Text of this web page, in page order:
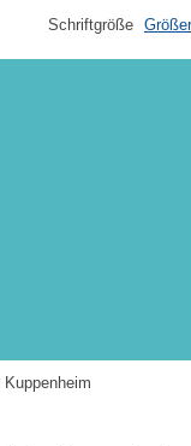
Schriftgröße Größer